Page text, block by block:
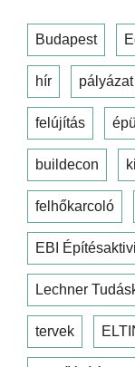
Budapest
hír pályázat
felújítás
buildecon
felhőkarcoló
EBI
Lechner
tervek